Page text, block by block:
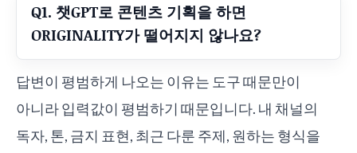
Q1. 챗GPT로 콘텐츠 기획을 하면
ORIGINALITY가 떨어지지 않나요?
답변이 평범하게 나오는 이유는 도구 때문만이
아니라 입력값이 평범하기 때문입니다. 내 채널의
독자, 톤, 금지 표현, 최근 다룬 주제, 원하는 형식을